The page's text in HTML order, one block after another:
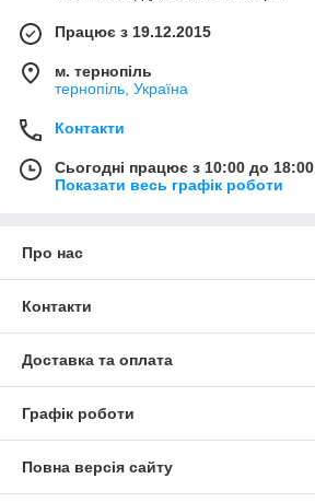
Працює з 19.12.2015
м. тернопіль
тернопіль, Україна
Контакти
Сьогодні працює з 10:00 до 18:00
Показати весь графік роботи
Про нас
Контакти
Доставка та оплата
Графік роботи
Повна версія сайту